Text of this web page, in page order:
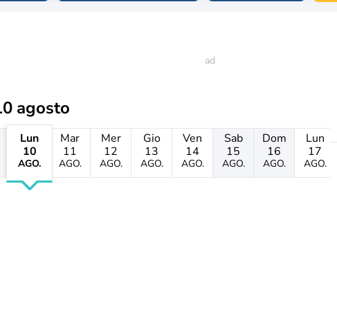
agosto
Lun
10
AGO.
Mar
11
AGO.
Mer
12
AGO.
Gio
13
AGO.
Ven
14
AGO.
Sab
15
AGO.
Dom
16
AGO.
Lun
17
AGO.